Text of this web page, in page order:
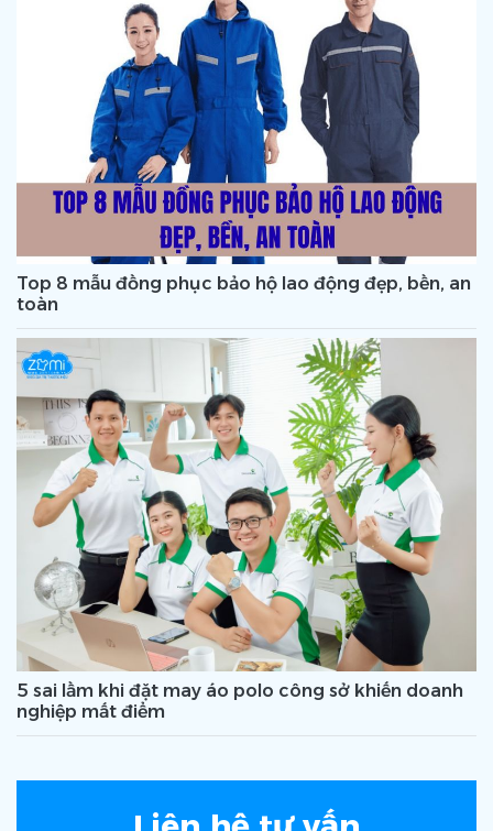
Top 8 mẫu đồng phục bảo hộ lao động đẹp, bền, an
toàn
5 sai lầm khi đặt may áo polo công sở khiến doanh
nghiệp mất điểm